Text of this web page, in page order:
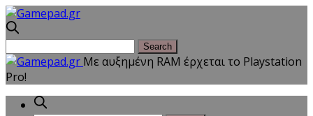
Με αυξημένη RAM έρχεται το Playstation
Pro!